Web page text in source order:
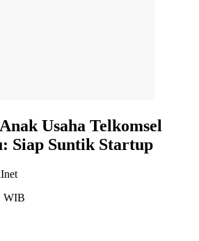
Usaha Telkomsel
Siap Suntik Startup
WIB